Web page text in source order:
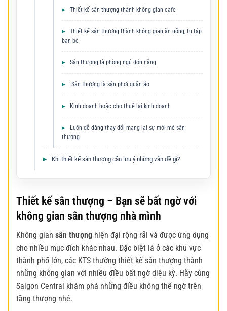
Thiết kế sân thượng thành không gian cafe
Thiết kế sân thượng thành không gian ăn uống, tụ tập
bạn bè
Sân thượng là phòng ngủ đón nắng
Sân thượng là sân phơi quần áo
Kinh doanh hoặc cho thuê lại kinh doanh
Luôn dễ dàng thay đổi mang lại sự mới mẻ sân
thượng
Khi thiết kế sân thượng cần lưu ý những vấn đề gì?
Thiết kế sân thượng – Bạn sẽ bất ngờ với
không gian sân thượng nhà mình
Không gian sân thượng hiện đại rộng rãi và được ứng dụng
cho nhiều mục đích khác nhau. Đặc biệt là ở các khu vực
thành phố lớn, các KTS thường thiết kế sân thượng thành
những không gian với nhiều điều bất ngờ diệu kỳ. Hãy cùng
Saigon Central khám phá những điều không thể ngờ trên
tầng thượng nhé.